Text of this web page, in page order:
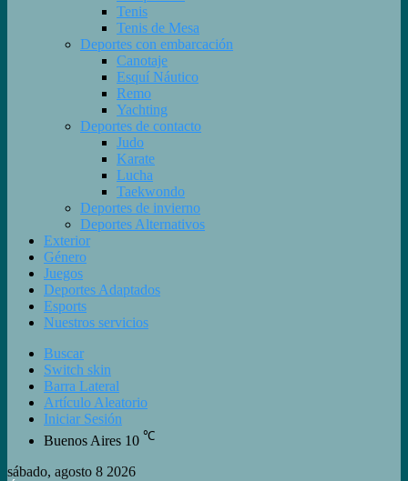
Tenis
Tenis de Mesa
Deportes con embarcación
Canotaje
Esquí Náutico
Remo
Yachting
Deportes de contacto
Judo
Karate
Lucha
Taekwondo
Deportes de invierno
Deportes Alternativos
Exterior
Género
Juegos
Deportes Adaptados
Esports
Nuestros servicios
Buscar
Switch skin
Barra Lateral
Artículo Aleatorio
Iniciar Sesión
Buenos Aires 10 ℃
sábado, agosto 8 2026